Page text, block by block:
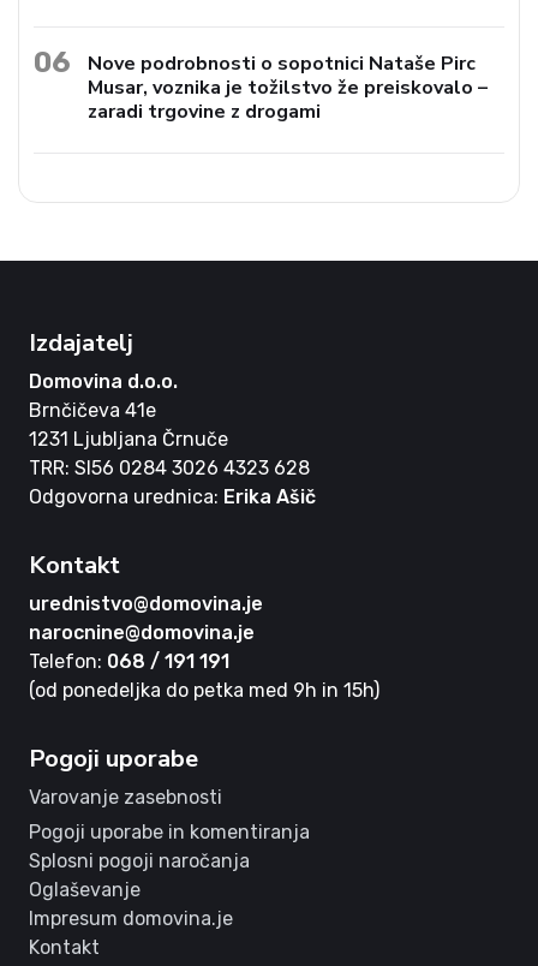
06
Nove podrobnosti o sopotnici Nataše Pirc
Musar, voznika je tožilstvo že preiskovalo –
zaradi trgovine z drogami
Izdajatelj
Domovina d.o.o.
Brnčičeva 41e
1231 Ljubljana Črnuče
TRR: SI56 0284 3026 4323 628
Odgovorna urednica: Erika Ašič
Kontakt
urednistvo@domovina.je
narocnine@domovina.je
Telefon: 068 / 191 191
(od ponedeljka do petka med 9h in 15h)
Pogoji uporabe
Varovanje zasebnosti
Pogoji uporabe in komentiranja
Splosni pogoji naročanja
Oglaševanje
Impresum domovina.je
Kontakt